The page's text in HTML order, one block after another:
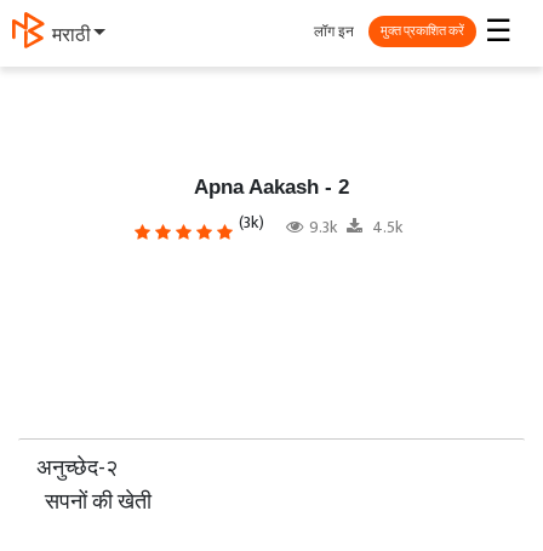
मराठी ☰
लॉग इन मुक्त प्रकाशित करें
Apna Aakash - 2
(3k) 9.3k 4.5k
अनुच्छेद-२
‌ ‌ सपनों की खेती